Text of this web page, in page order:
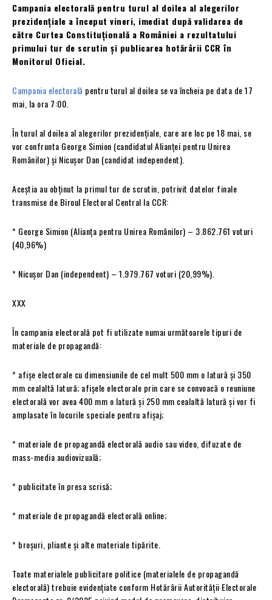
Campania electorală pentru turul al doilea al alegerilor
prezidențiale a început vineri, imediat după validarea de
către Curtea Constituțională a României a rezultatului
primului tur de scrutin și publicarea hotărârii CCR în
Monitorul Oficial.
Campania electorală pentru turul al doilea se va încheia pe data de 17
mai, la ora 7:00.
În turul al doilea al alegerilor prezidențiale, care are loc pe 18 mai, se
vor confrunta George Simion (candidatul Alianței pentru Unirea
Românilor) și Nicușor Dan (candidat independent).
Aceștia au obținut la primul tur de scrutin, potrivit datelor finale
transmise de Biroul Electoral Central la CCR:
* George Simion (Alianța pentru Unirea Românilor) – 3.862.761 voturi
(40,96%)
* Nicușor Dan (independent) – 1.979.767 voturi (20,99%).
XXX
În campania electorală pot fi utilizate numai următoarele tipuri de
materiale de propagandă:
* afișe electorale cu dimensiunile de cel mult 500 mm o latură și 350
mm cealaltă latură; afișele electorale prin care se convoacă o reuniune
electorală vor avea 400 mm o latură și 250 mm cealaltă latură și vor fi
amplasate în locurile speciale pentru afișaj;
* materiale de propagandă electorală audio sau video, difuzate de
mass-media audiovizuală;
* publicitate în presa scrisă;
* materiale de propagandă electorală online;
* broșuri, pliante și alte materiale tipărite.
Toate materialele publicitare politice (materialele de propagandă
electorală) trebuie evidențiate conform Hotărârii Autorității Electorale